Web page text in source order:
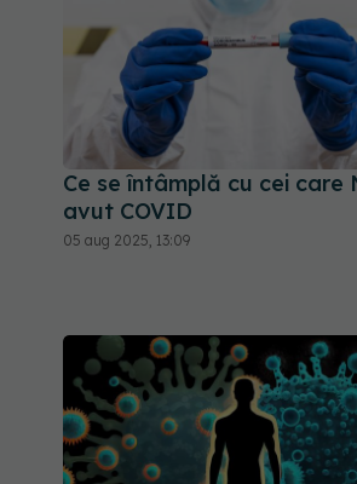
Ce se întâmplă cu cei care
avut COVID
05 aug 2025, 13:09